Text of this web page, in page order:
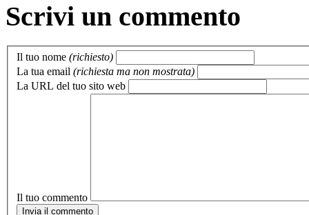
Scrivi un commento
Il tuo nome (richiesto)
La tua email (richiesta ma non mostrata)
La URL del tuo sito web
Il tuo commento